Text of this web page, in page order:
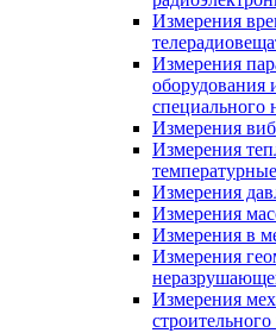
Измерения
Измерения
оборудования
специального
Измерения
Измерения
температурные
Измерения
Измерения
Измерения в
Измерения
Измерения